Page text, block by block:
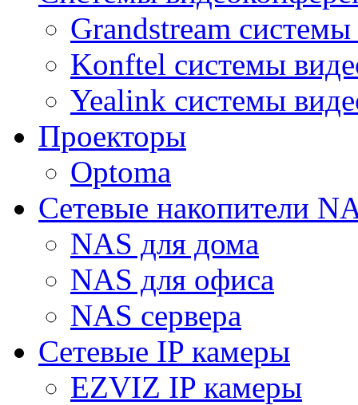
Grandstream
Konftel системы
Yealink системы
Проекторы
Optoma
Сетевые накопители
NAS для дома
NAS для офиса
NAS сервера
Сетевые IP камеры
EZVIZ IP камеры